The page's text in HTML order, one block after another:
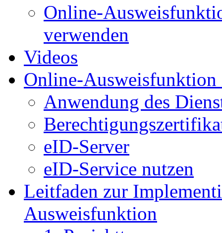
Online-
verwenden
Videos
Online-Ausweisfunktion
Anwendung des
eID-Server
eID-Service nutzen
Leitfaden zur
Ausweisfunktion